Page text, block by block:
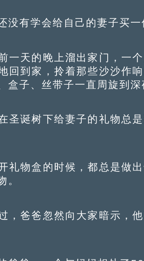
有学会给自己的妻子买一
天的晚上溜出家门，一个
回到家，拎着那些沙沙作
盒子、丝带子一直周旋到深
诞树下给妻子的礼物总是
物盒的时候，都总是做出
。
爸爸忽然向大家暗示，他